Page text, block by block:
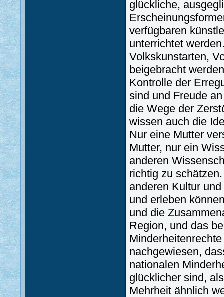
glückliche,
verfügbaren
unterrichtet
Volkskunstarten,
beigebracht
Kontrolle der
sind und Freude
die Wege der
wissen auch die
Nur eine Mutter
Mutter, nur ein
anderen
richtig zu
anderen Kultur
und erleben
und die
Region, und das
nachgewiesen,
nationalen
glücklicher sind,
Mehrheit ähnlich